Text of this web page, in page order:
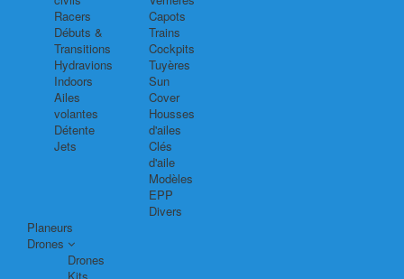
Racers
Débuts &
Transitions
Hydravions
Indoors
Ailes
volantes
Détente
Jets
Capots
Trains
Cockpits
Tuyères
Sun
Cover
Housses
d'ailes
Clés
d'aile
Modèles
EPP
Divers
Planeurs
Drones
Drones
Kits